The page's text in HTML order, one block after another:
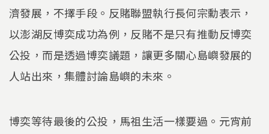
濟發展，不擇手段。反賭聯盟執行長何宗勳表示，
以澎湖反博奕成功為例，反賭不是只有推動反博奕
公投，而是透過博奕議題，讓更多關心島嶼發展的
人站出來，集體討論島嶼的未來。
博奕等待最後的公投，馬祖生活一樣要過。元宵前